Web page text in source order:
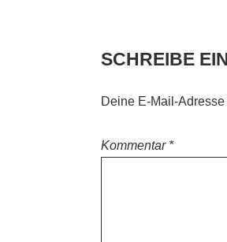
SCHREIBE
Deine E-Mail-
Kommentar *